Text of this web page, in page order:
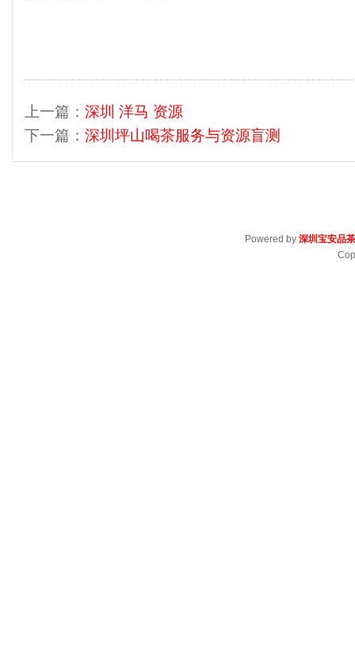
上一篇： 深圳 洋马 资源
下一篇： 深圳坪山喝茶服务与资源盲测
Powered by 深圳宝安品